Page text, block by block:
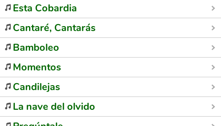
Esta Cobardia
Cantaré, Cantarás
Bamboleo
Momentos
Candilejas
La nave del olvido